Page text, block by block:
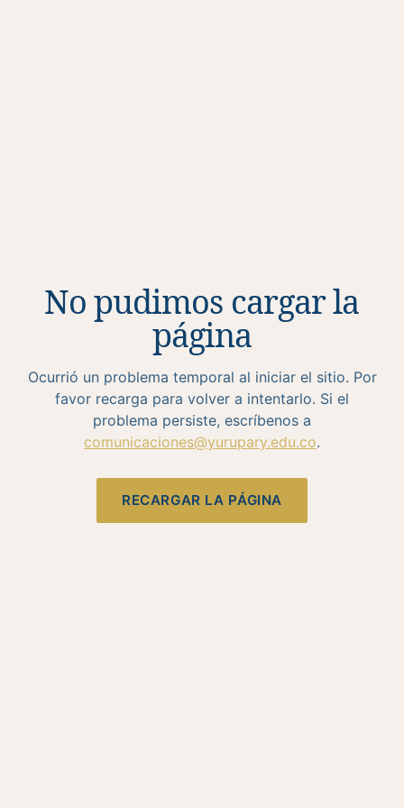
No pudimos cargar la
página
Ocurrió un problema temporal al iniciar el sitio. Por
favor recarga para volver a intentarlo. Si el
problema persiste, escríbenos a
comunicaciones@yurupary.edu.co.
RECARGAR LA PÁGINA